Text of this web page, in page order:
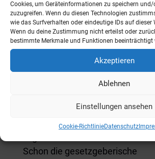
Cookies, um Geräteinformationen zu speichern
zuzugreifen. Wenn du diesen Technologien
wie das Surfverhalten oder eindeutige IDs auf dieser
Wenn du deine Zustimmung nicht erteilst oder
bestimmte Merkmale und Funktionen beeinträchtigt
Akzeptieren
Ablehnen
Einstellungen ansehen
Cookie-RichtlinieDatenschutz
Diese apodiktische
sollte zumindest zum
Es ist natürlich richtig, dass es
Vermögensbegriffe gibt, deren
bringt. Aber es gibt auch einen
Wertegefüge. Ist das deutsche
wirklich dafür da, zum Schutz
Schon die gesetzgeberische